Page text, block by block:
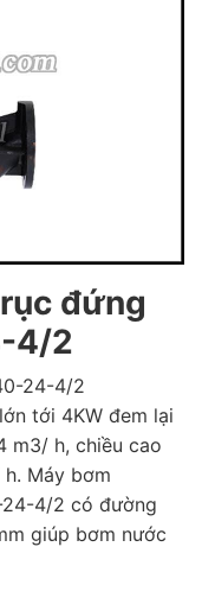
đứng
4/2
24-4/2
tới 4KW đem lại
m3/ h, chiều cao
Máy bơm
24-4/2 có đường
giúp bơm nước